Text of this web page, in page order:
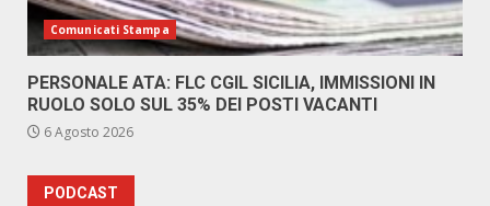
Comunicati Stampa
PERSONALE ATA: FLC CGIL SICILIA, IMMISSIONI IN
RUOLO SOLO SUL 35% DEI POSTI VACANTI
6 Agosto 2026
PODCAST